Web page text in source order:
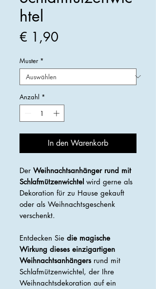
htel
€ 1,90
Muster *
Anzahl *
In den Warenkorb
Der Weihnachtsanhänger rund mit
Schlafmützenwichtel wird gerne als
Dekoration für zu Hause gekauft
oder als Weihnachtsgeschenk
verschenkt.
Entdecken Sie die magische
Wirkung dieses einzigartigen
Weihnachtsanhängers rund mit
Schlafmützenwichtel, der Ihre
Weihnachtsdekoration auf ein